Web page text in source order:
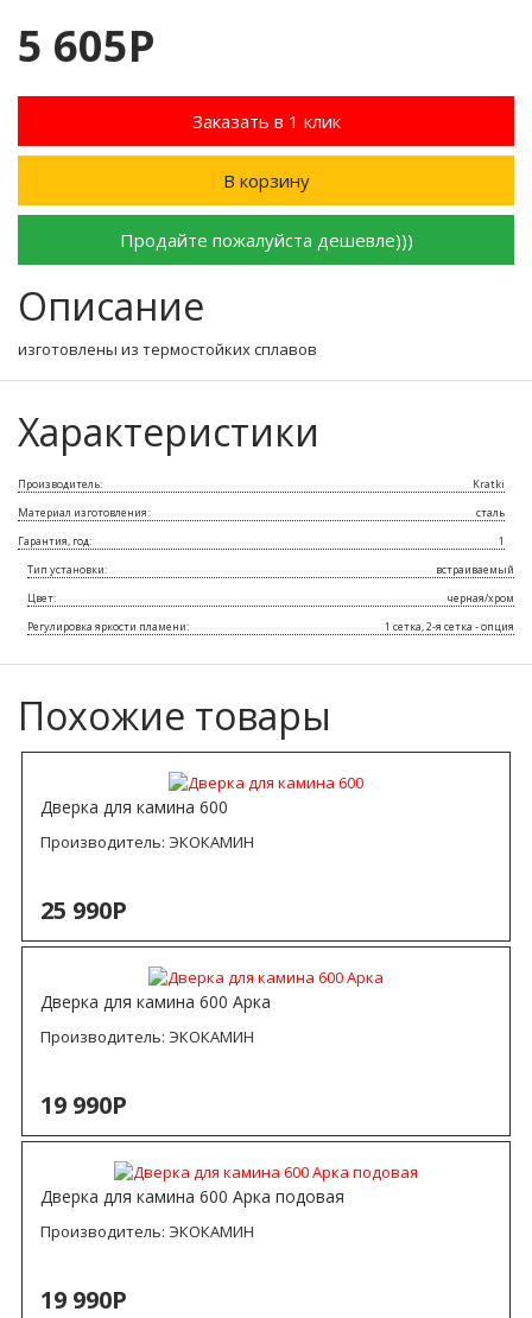
5 605Р
Заказать в 1 клик
В корзину
Продайте пожалуйста дешевле)))
Описание
изготовлены из термостойких сплавов
Характеристики
Производитель:
Kratki
Материал изготовления:
сталь
Гарантия, год:
1
Тип установки:
встраиваемый
Цвет:
черная/хром
Регулировка яркости пламени:
1 сетка, 2-я сетка - опция
Похожие товары
Дверка для камина 600
Производитель: ЭКОКАМИН
25 990Р
Дверка для камина 600 Арка
Производитель: ЭКОКАМИН
19 990Р
Дверка для камина 600 Арка подовая
Производитель: ЭКОКАМИН
19 990Р